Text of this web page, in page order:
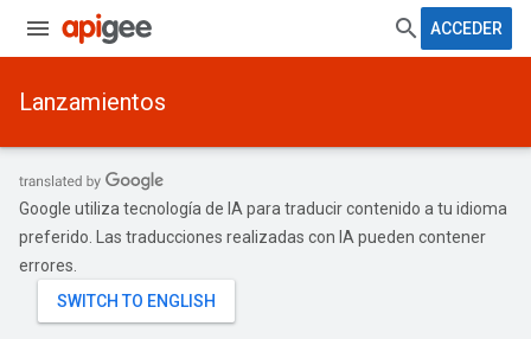
ACCEDER
Lanzamientos
Google utiliza tecnología de IA para traducir contenido a tu idioma
preferido. Las traducciones realizadas con IA pueden contener
errores.